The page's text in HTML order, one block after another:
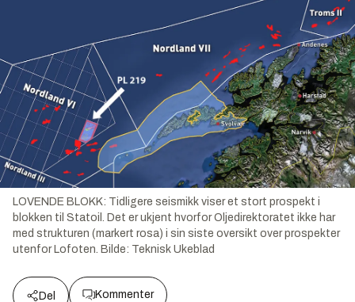
LOVENDE BLOKK: Tidligere seismikk viser et stort prospekt i
blokken til Statoil. Det er ukjent hvorfor Oljedirektoratet ikke har
med strukturen (markert rosa) i sin siste oversikt over prospekter
utenfor Lofoten. Bilde: Teknisk Ukeblad
Del Kommenter